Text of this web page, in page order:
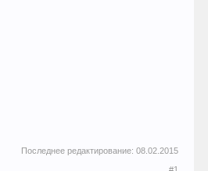
Последнее редактирование: 08.02.2015